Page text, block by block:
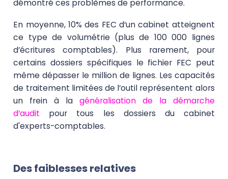
démontré ces problèmes de performance.
En moyenne, 10% des FEC d’un cabinet atteignent
ce type de volumétrie (plus de 100 000 lignes
d’écritures comptables). Plus rarement, pour
certains dossiers spécifiques le fichier FEC peut
même dépasser le million de lignes. Les capacités
de traitement limitées de l’outil représentent alors
un frein à la généralisation de la démarche
d’audit
pour tous les dossiers du cabinet
d'experts-comptables.
Des faiblesses relatives